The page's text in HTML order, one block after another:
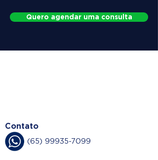
Quero agendar uma consulta
Contato
(65) 99935-7099